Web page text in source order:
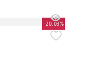
-20.03%